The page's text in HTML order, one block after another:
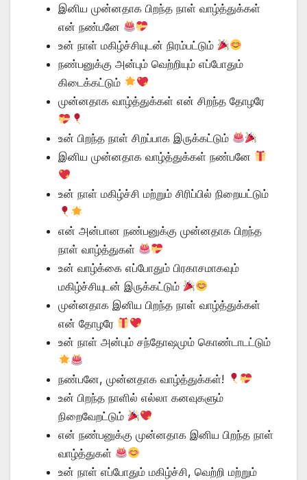
இனிய முன்னதாக பிறந்த நாள் வாழ்த்துக்கள்
என் நண்பனே
உன் நாள் மகிழ்ச்சியுடன் நிரம்பட்டும்
நண்பனுக்கு அன்பும் வெற்றியும் எப்போதும்
கிடைக்கட்டும்
முன்னதாக வாழ்த்துக்கள் என் சிறந்த தோழரே
உன் பிறந்த நாள் சிறப்பாக இருக்கட்டும்
இனிய முன்னதாக வாழ்த்துக்கள் நண்பனே
உன் நாள் மகிழ்ச்சி மற்றும் சிரிப்பில் நிறையட்டும்
என் அன்பான நண்பனுக்கு முன்னதாக பிறந்த
நாள் வாழ்த்துகள்
உன் வாழ்க்கை எப்போதும் பிரகாசமாகவும்
மகிழ்ச்சியுடன் இருக்கட்டும்
முன்னதாக இனிய பிறந்த நாள் வாழ்த்துக்கள்
என் தோழரே
உன் நாள் அன்பும் சந்தோஷமும் கொண்டாடட்டும்
நண்பனே, முன்னதாக வாழ்த்துக்கள்!
உன் பிறந்த நாளில் எல்லா கனவுகளும்
நிறைவேறட்டும்
என் நண்பனுக்கு முன்னதாக இனிய பிறந்த நாள்
வாழ்த்துகள்
உன் நாள் எப்போதும் மகிழ்ச்சி, வெற்றி மற்றும்